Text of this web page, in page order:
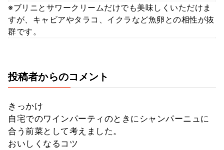
※ブリニとサワークリームだけでも美味しくいただけま
すが、キャビアやタラコ、イクラなど魚卵との相性が抜
群です。
投稿者からのコメント
きっかけ
自宅でのワインパーティのときにシャンパーニュに
合う前菜として考えました。
おいしくなるコツ